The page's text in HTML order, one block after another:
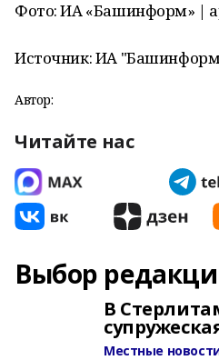
Фото: ИА «Башинформ» |
Источник: ИА
Автор:
Читайте нас
Выбор
В
Местные